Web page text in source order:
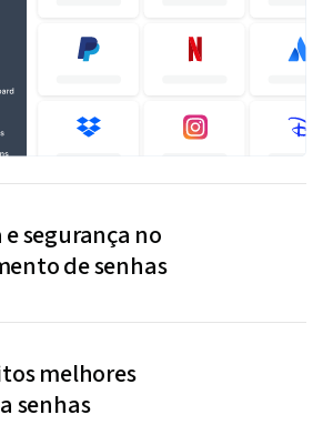
segurança no
de senhas
de forma fluida com novos
sempre seguros e à mão.
melhores
senhas